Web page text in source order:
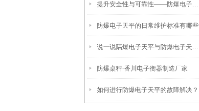
提升安全性与可靠性——防爆电子天平在危险环境中的应用
防爆电子天平的日常维护标准有哪些
说一说隔爆电子天平与防爆电子天平的区别
防爆桌秤-香川电子衡器制造厂家
如何进行防爆电子天平的故障解决？